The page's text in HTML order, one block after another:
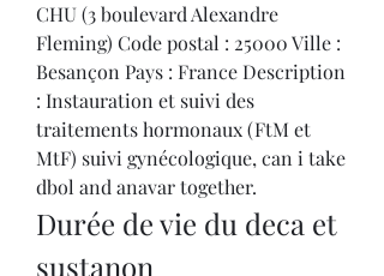
CHU (3 boulevard Alexandre
Fleming) Code postal : 25000 Ville :
Besançon Pays : France Description
: Instauration et suivi des
traitements hormonaux (FtM et
MtF) suivi gynécologique, can i take
dbol and anavar together.
Durée de vie du deca et
sustanon